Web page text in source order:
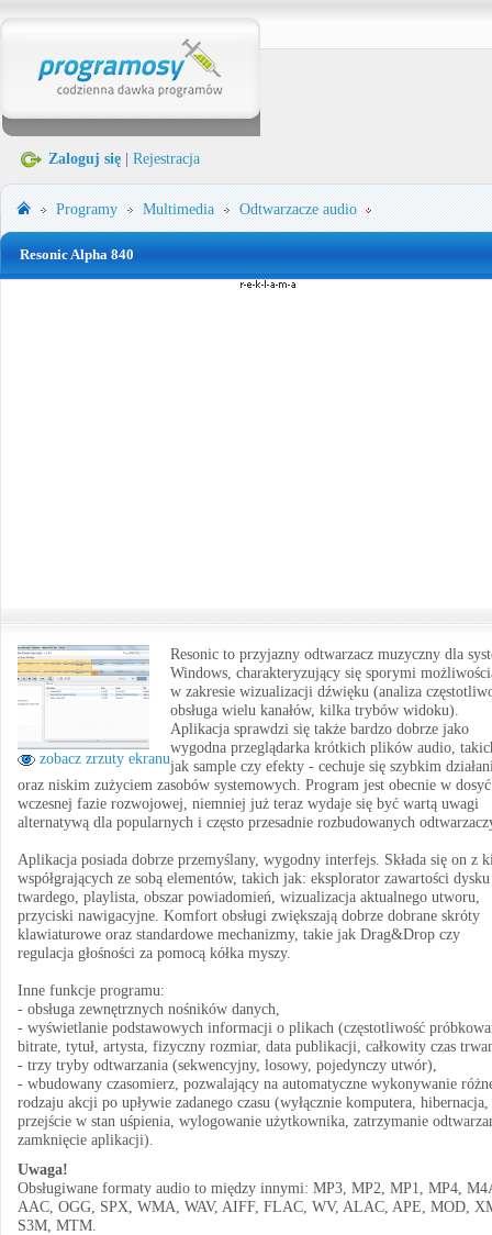
Zaloguj się Rejestracja
Programy Multimedia Odtwarzacze audio
Resonic Alpha 840
zobacz zrzuty ekranu
Resonic to przyjazny odtwarzacz muzyczny dla
Windows, charakteryzujący się sporymi
w zakresie wizualizacji dźwięku (analiza
obsługa wielu kanałów, kilka trybów widoku).
Aplikacja sprawdzi się także bardzo dobrze jako
wygodna przeglądarka krótkich plików audio,
jak sample czy efekty - cechuje się szybkim
oraz niskim zużyciem zasobów systemowych. Program jest obecnie w dosyć
wczesnej fazie rozwojowej, niemniej już teraz wydaje się być wartą uwagi
alternatywą dla popularnych i często przesadnie rozbudowanych
Aplikacja posiada dobrze przemyślany, wygodny interfejs. Składa się on z
współgrających ze sobą elementów, takich jak: eksplorator zawartości dysku
twardego, playlista, obszar powiadomień, wizualizacja aktualnego utworu,
przyciski nawigacyjne. Komfort obsługi zwiększają dobrze dobrane skróty
klawiaturowe oraz standardowe mechanizmy, takie jak Drag&Drop czy
regulacja głośności za pomocą kółka myszy.
Inne funkcje programu:
- obsługa zewnętrznych nośników danych,
- wyświetlanie podstawowych informacji o plikach (częstotliwość
bitrate, tytuł, artysta, fizyczny rozmiar, data publikacji, całkowity czas
- trzy tryby odtwarzania (sekwencyjny, losowy, pojedynczy utwór),
- wbudowany czasomierz, pozwalający na automatyczne wykonywanie
rodzaju akcji po upływie zadanego czasu (wyłącznie komputera, hibernacja,
przejście w stan uśpienia, wylogowanie użytkownika, zatrzymanie
zamknięcie aplikacji).
Uwaga!
Obsługiwane formaty audio to między innymi: MP3, MP2, MP1, MP4,
AAC, OGG, SPX, WMA, WAV, AIFF, FLAC, WV, ALAC, APE, MOD,
S3M, MTM.